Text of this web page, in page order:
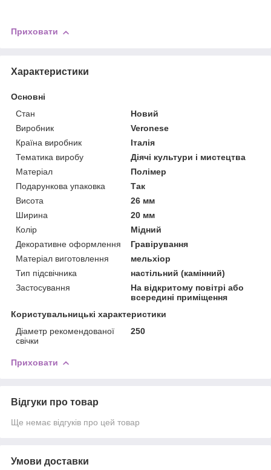
Приховати
Характеристики
Основні
Стан
Новий
Виробник
Veronese
Країна виробник
Італія
Тематика виробу
Діячі культури і мистецтва
Матеріал
Полімер
Подарункова упаковка
Так
Висота
26 мм
Ширина
20 мм
Колір
Мідний
Декоративне оформлення
Гравірування
Матеріал виготовлення
мельхіор
Тип підсвічника
настільний (камінний)
Застосування
На відкритому повітрі або
всередині приміщення
Користувальницькі характеристики
Діаметр рекомендованої
свічки
250
Приховати
Відгуки про товар
Ще немає відгуків про цей товар
Умови доставки